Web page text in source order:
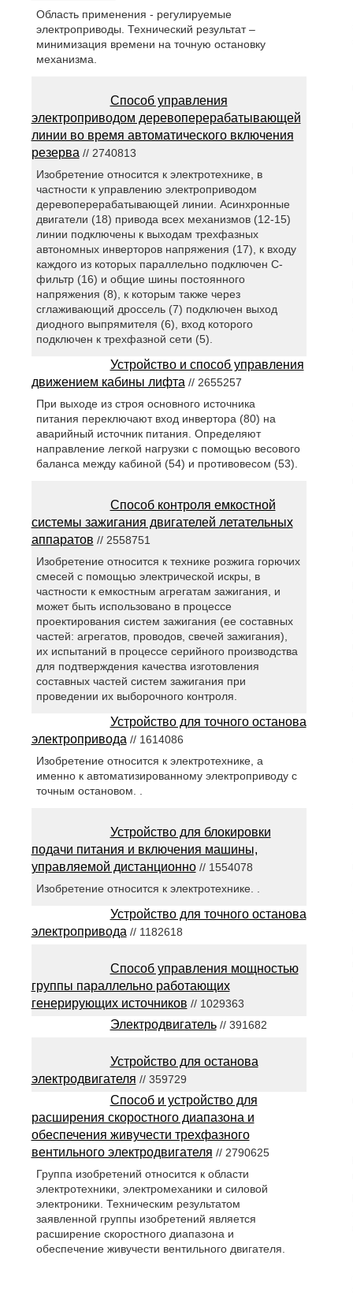
Область применения - регулируемые
электроприводы. Технический результат –
минимизация времени на точную остановку
механизма.
Способ управления
электроприводом деревоперерабатывающей
линии во время автоматического включения
резерва // 2740813
Изобретение относится к электротехнике, в
частности к управлению электроприводом
деревоперерабатывающей линии. Асинхронные
двигатели (18) привода всех механизмов (12-15)
линии подключены к выходам трехфазных
автономных инверторов напряжения (17), к входу
каждого из которых параллельно подключен С-
фильтр (16) и общие шины постоянного
напряжения (8), к которым также через
сглаживающий дроссель (7) подключен выход
диодного выпрямителя (6), вход которого
подключен к трехфазной сети (5).
Устройство и способ управления
движением кабины лифта // 2655257
При выходе из строя основного источника
питания переключают вход инвертора (80) на
аварийный источник питания. Определяют
направление легкой нагрузки с помощью весового
баланса между кабиной (54) и противовесом (53).
Способ контроля емкостной
системы зажигания двигателей летательных
аппаратов // 2558751
Изобретение относится к технике розжига горючих
смесей с помощью электрической искры, в
частности к емкостным агрегатам зажигания, и
может быть использовано в процессе
проектирования систем зажигания (ее составных
частей: агрегатов, проводов, свечей зажигания),
их испытаний в процессе серийного производства
для подтверждения качества изготовления
составных частей систем зажигания при
проведении их выборочного контроля.
Устройство для точного останова
электропривода // 1614086
Изобретение относится к электротехнике, а
именно к автоматизированному электроприводу с
точным остановом. .
Устройство для блокировки
подачи питания и включения машины,
управляемой дистанционно// 1554078
Изобретение относится к электротехнике. .
Устройство для точного останова
электропривода // 1182618
Способ управления мощностью
группы параллельно работающих
генерирующих источников // 1029363
Электродвигатель// 391682
Устройство для останова
электродвигателя // 359729
Способ и устройство для
расширения скоростного диапазона и
обеспечения живучести трехфазного
вентильного электродвигателя // 2790625
Группа изобретений относится к области
электротехники, электромеханики и силовой
электроники. Техническим результатом
заявленной группы изобретений является
расширение скоростного диапазона и
обеспечение живучести вентильного двигателя.